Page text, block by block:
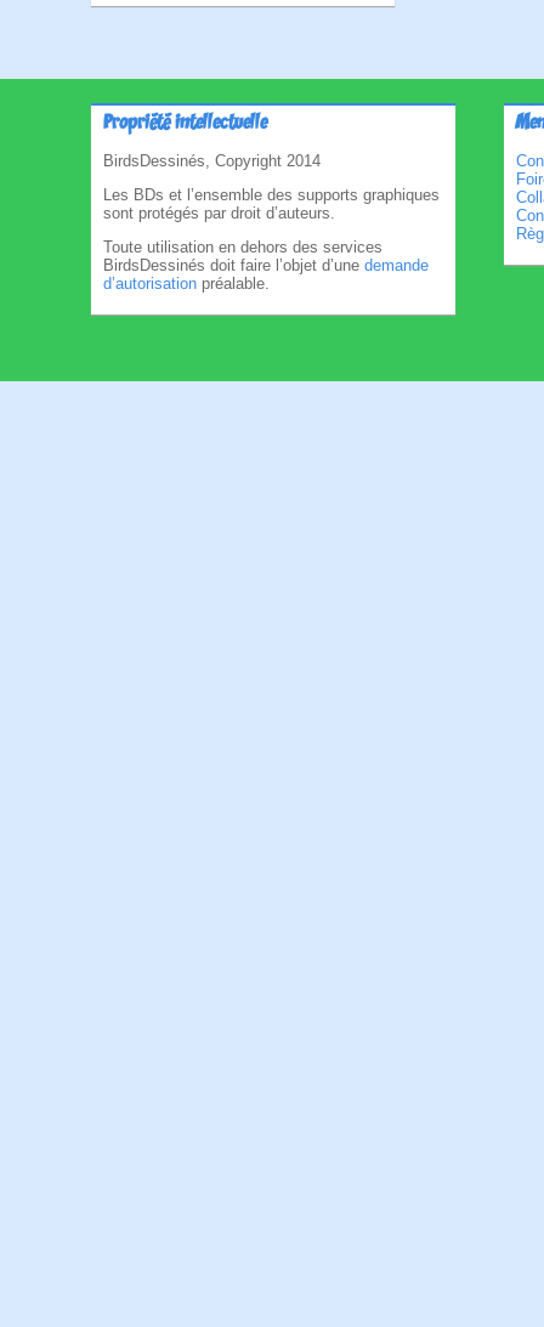
Propriété intellectuelle
BirdsDessinés, Copyright 2014
Les BDs et l’ensemble des supports graphiques
sont protégés par droit d’auteurs.
Toute utilisation en dehors des services
BirdsDessinés doit faire l’objet d’une demande
d’autorisation préalable.